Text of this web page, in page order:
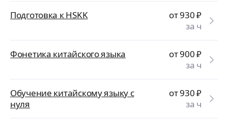
Подготовка к HSKK от 930₽
за ч
Фонетика китайского языка от 900₽
за ч
Обучение китайскому языку с
нуля
от 930₽
за ч